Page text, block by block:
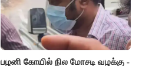
பழனி கோயில் நில மோசடி வழக்கு -